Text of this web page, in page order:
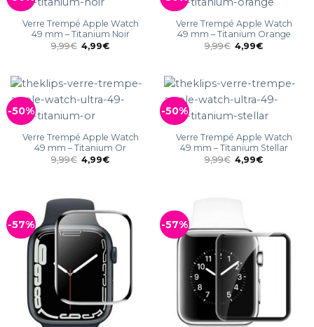
Verre Trempé Apple Watch
49 mm – Titanium Noir
9,99€ 4,99€
Verre Trempé Apple Watch
49 mm – Titanium Orange
9,99€ 4,99€
-50%
Verre Trempé Apple Watch
49 mm – Titanium Or
9,99€ 4,99€
-50%
Verre Trempé Apple Watch
49 mm – Titanium Stellar
9,99€ 4,99€
-57% -57%